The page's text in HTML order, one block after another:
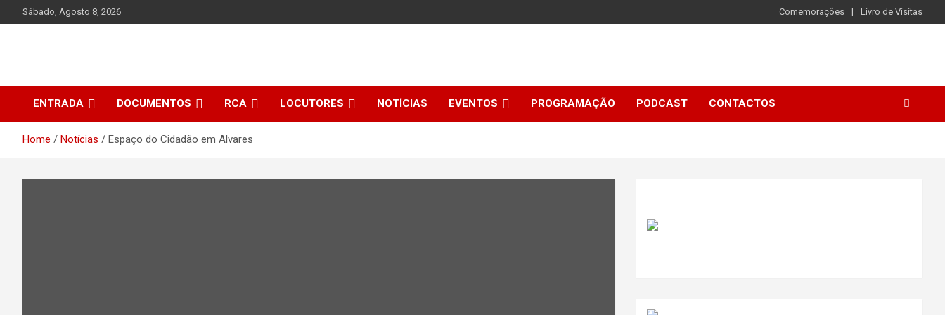
to
Sábado, Agosto 8, 2026 Comemorações Livro de Visitas
ENTRADA DOCUMENTOS RCA LOCUTORES NOTÍCIAS EVENTOS PROGRAMAÇÃO PODCAST CONTACTOS
Home Notícias Espaço do Cidadão em Alvares